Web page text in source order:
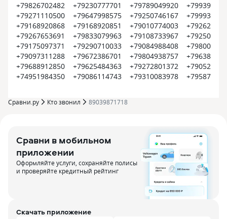
+79826702482
+79271110500
+79168920868
+79267653691
+79175097371
+79097311288
+79688912850
+74951984350
+79230777701
+79647998575
+79168920851
+79833079963
+79290710033
+79672386701
+79625484363
+79086114743
+79789049920
+79250746167
+79010774003
+79108733967
+79084988408
+79804938757
+79272801372
+79310083978
Сравни.ру Кто звонил 89039871718
Сравни в мобильном
приложении
Оформляйте услуги, сохраняйте полисы
и проверяйте кредитный рейтинг
Скачать приложение